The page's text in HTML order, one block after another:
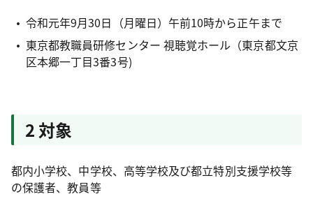
令和元年9月30日（月曜日）午前10時から正午まで
東京都教職員研修センター 視聴覚ホール（東京都文京
区本郷一丁目3番3号)
2 対象
都内小学校、中学校、高等学校及び都立特別支援学校等
の保護者、教員等